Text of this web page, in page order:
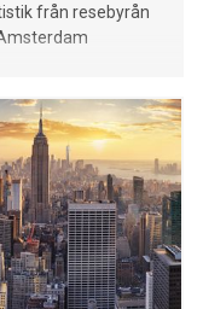
från resebyrån